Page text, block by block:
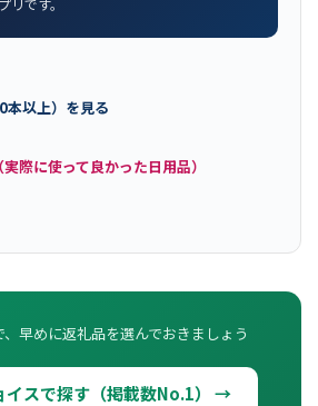
リです。
以上）を見る
際に使って良かった日用品）
早めに返礼品を選んでおきましょう
イスで探す（掲載数No.1） →